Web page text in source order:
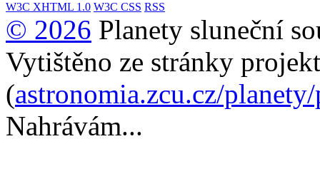
W3C XHTML 1.0 W3C CSS RSS
© 2026 Planety sluneční
Vytištěno ze stránky
(astronomia.zcu.cz/
Nahrávám...